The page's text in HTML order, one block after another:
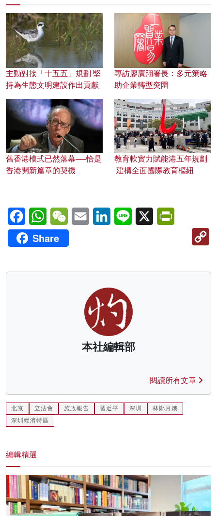
主動對接「十五五」規劃 堅
持為生態文明建設作出貢獻
專訪廖廣翔署長：多元策略
助企業轉型突圍
舊香港模式已然落幕──恰是
香港開新篇章的契機
教育軟實力賦能港五年規劃
建構全面國際教育樞紐
FacebookWhatsAppWeChatEmail LinkedInLine X
Share
本社編輯部
閱讀所有文章
北京 立法會 施政報告 習近平 深圳
林鄭月娥
深圳經濟特區
編輯精選